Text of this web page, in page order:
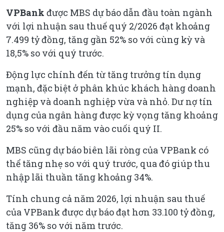
VPBank được MBS dự báo dẫn đầu toàn ngành
với lợi nhuận sau thuế quý 2/2026 đạt khoảng
7.499 tỷ đồng, tăng gần 52% so với cùng kỳ và
18,5% so với quý trước.
Động lực chính đến từ tăng trưởng tín dụng
mạnh, đặc biệt ở phân khúc khách hàng doanh
nghiệp và doanh nghiệp vừa và nhỏ. Dư nợ tín
dụng của ngân hàng được kỳ vọng tăng khoảng
25% so với đầu năm vào cuối quý II.
MBS cũng dự báo biên lãi ròng của VPBank có
thể tăng nhẹ so với quý trước, qua đó giúp thu
nhập lãi thuần tăng khoảng 34%.
Tính chung cả năm 2026, lợi nhuận sau thuế
của VPBank được dự báo đạt hơn 33.100 tỷ đồng,
tăng 36% so với năm trước.